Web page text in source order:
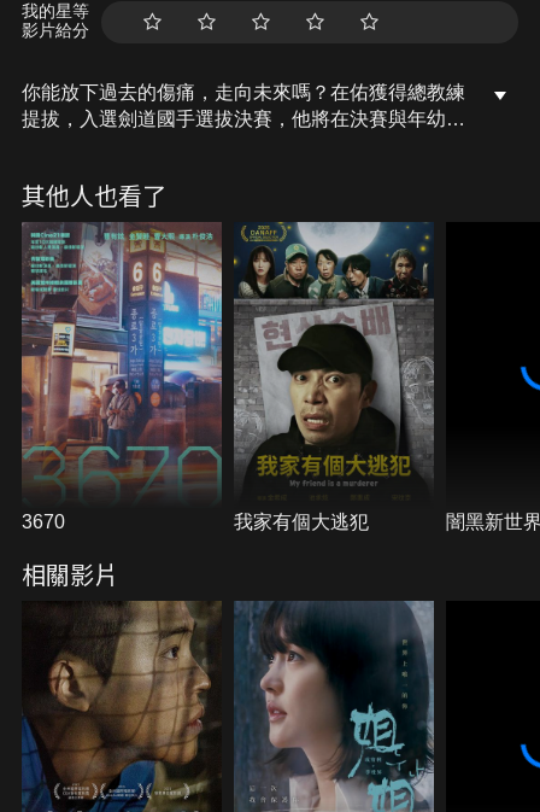
我的星等
影片給分
你能放下過去的傷痛，走向未來嗎？在佑獲得總教練
提拔，入選劍道國手選拔決賽，他將在決賽與年幼時
隨著訓練來到尾聲，在佑情緒變得越發暴躁，累積在
心中的憤怒開始逐漸爆發…
其他人也看了
3670 我家有個大逃犯 闇黑新世
相關影片